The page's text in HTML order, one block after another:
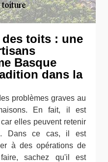
des toits : une
Basque
dans la
problèmes graves au
En fait, il est
elles peuvent retenir
Dans ce cas, il est
à des opérations de
sachez qu'il est